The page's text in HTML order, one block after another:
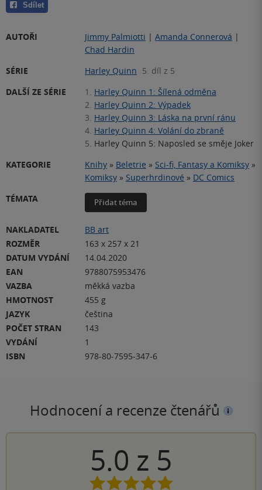
Sdílet
AUTOŘI Jimmy Palmiotti | Amanda Connerová |
Chad Hardin
SÉRIE
Harley Quinn 5. díl z 5
DALŠÍ ZE SÉRIE
1. Harley Quinn 1: Šílená odměna
2. Harley Quinn 2: Výpadek
3. Harley Quinn 3: Láska na první ránu
4. Harley Quinn 4: Volání do zbraně
5. Harley Quinn 5: Naposled se směje Joker
KATEGORIE
Knihy » Beletrie » Sci-fi, Fantasy a Komiksy »
Komiksy » Superhrdinové » DC Comics
TÉMATA
Přidat téma
NAKLADATEL
BB art
ROZMĚR
163 x 257 x 21
DATUM VYDÁNÍ
14.04.2020
EAN
9788075953476
VAZBA
měkká vazba
HMOTNOST
455 g
JAZYK
čeština
POČET STRAN
143
VYDÁNÍ
1
ISBN
978-80-7595-347-6
Hodnocení a recenze čtenářů
5.0 z 5